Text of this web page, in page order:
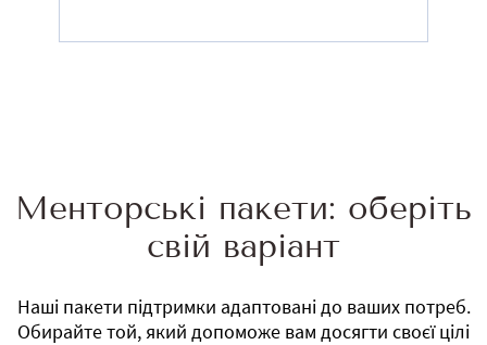
Менторські пакети: оберіть
свій варіант
Наші пакети підтримки адаптовані до ваших потреб.
Обирайте той, який допоможе вам досягти своєї цілі